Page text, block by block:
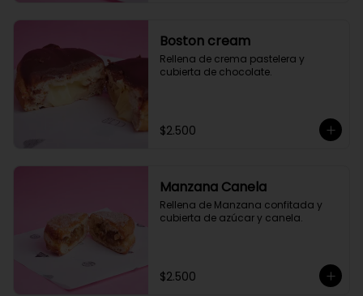
Boston cream
Rellena de crema pastelera y
cubierta de chocolate.
$2.500
Manzana Canela
Rellena de Manzana confitada y
cubierta de azúcar y canela.
$2.500